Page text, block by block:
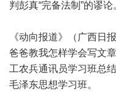
判彭真“完备法制”的谬论
《动向报道》（广西日
爸爸教我怎样学会写文
工农兵通讯员学习班总
毛泽东思想学习班。